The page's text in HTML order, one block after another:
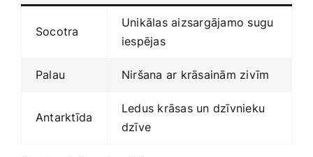
Socotra
Unikālas aizsargājamo sugu
iespējas
Palau Niršana ar krāsainām zivīm
Antarktīda
Ledus krāsas un dzīvnieku
dzīve